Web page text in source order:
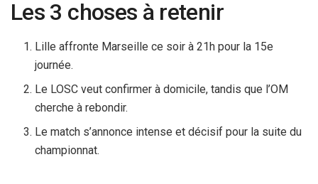
Les 3 choses à retenir
Lille affronte Marseille ce soir à 21h pour la 15e
journée.
Le LOSC veut confirmer à domicile, tandis que l’OM
cherche à rebondir.
Le match s’annonce intense et décisif pour la suite du
championnat.